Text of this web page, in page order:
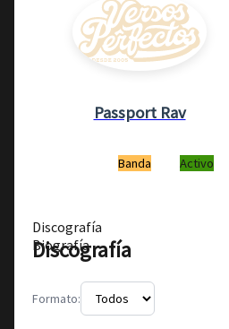
Passport Rav
Banda Activo
Discografía
Biografía
Discografía
Formato: